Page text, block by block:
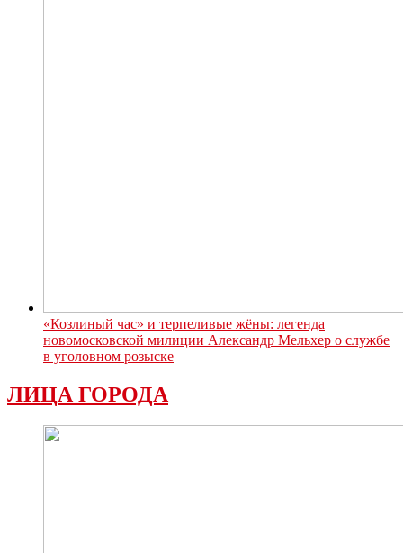
«Козлиный час» и терпеливые жёны: легенда
новомосковской милиции Александр Мельхер о службе
в уголовном розыске
ЛИЦА ГОРОДА